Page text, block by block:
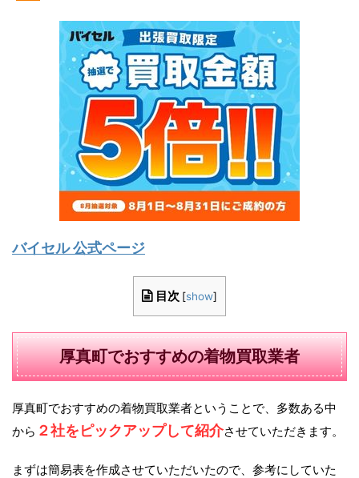
バイセル 公式ページ
目次 [show]
厚真町でおすすめの着物買取業者
厚真町でおすすめの着物買取業者ということで、多数ある中
から ２社をピックアップして紹介させていただきます。
まずは簡易表を作成させていただいたので、参考にしていた